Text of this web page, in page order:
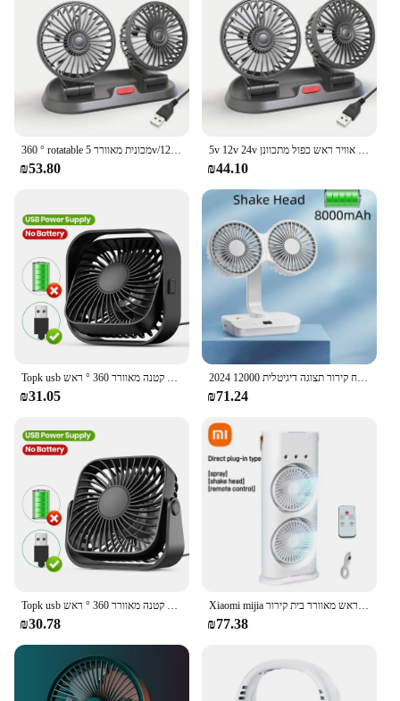
360 ° rotatable מכונית מאוורר 5v/12v/24v 2 מהירות המכונית usb כפול ראש אוורור מאוורר משאית מרכך קירור מאוורר
₪53.80
5v 12v 24v מכונית מאוורר 360 ° מאוורר אוויר ראש כפול מתכוונן usb 2 מהירויות רכב עבור המכונית הביתה משאית
₪44.10
Topk usb מאוורר מיני מאוורר נייד 3-מהירות רוח קטנה מאוורר 360 ° ראש rotatable עבור שולחן עבודה הבית ושולחן עבודה
₪31.05
2024 חדש שולחן עבודה כפול ראש כפול 4 הילוכים רוח רוח קירור תצוגה דיגיטלית 12000mah קיבולת גדולה הבית רועד ראש מאוורר
₪71.24
Topk usb מאוורר מיני מאוורר נייד 3-מהירות רוח קטנה מאוורר 360 ° ראש rotatable עבור שולחן עבודה הבית ושולחן עבודה
₪30.78
Xiaomi mijia שלט רחוק תרסיס מיזוג אוויר מאוורר קירור לחיצת ראש מאוורר בית קירור
₪77.38